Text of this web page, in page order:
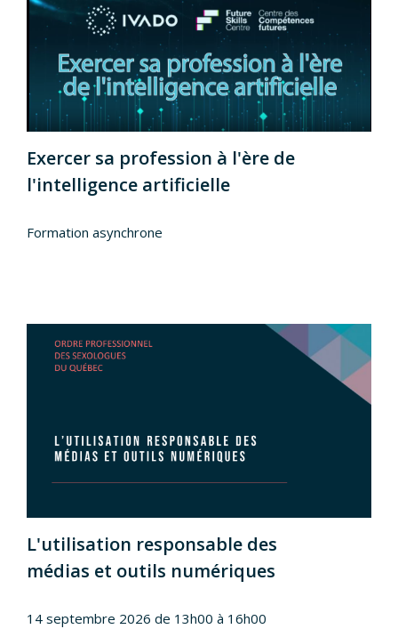
Exercer sa profession à l'ère de
l'intelligence artificielle
Formation asynchrone
L'utilisation responsable des
médias et outils numériques
14 septembre 2026 de 13h00 à 16h00